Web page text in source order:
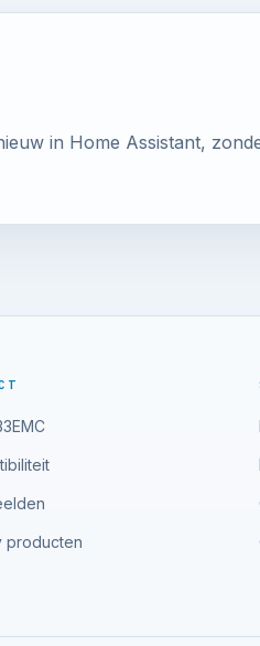
in Home Assistant,
producten